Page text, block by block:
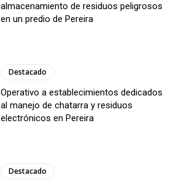
almacenamiento de residuos peligrosos
en un predio de Pereira
Destacado
Operativo a establecimientos dedicados
al manejo de chatarra y residuos
electrónicos en Pereira
Destacado